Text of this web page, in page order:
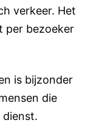
verkeer. Het
per bezoeker
is bijzonder
die